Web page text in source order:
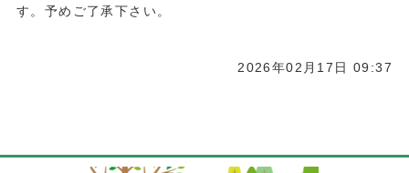
す。予めご了承下さい。
2026年02月17日 09:37